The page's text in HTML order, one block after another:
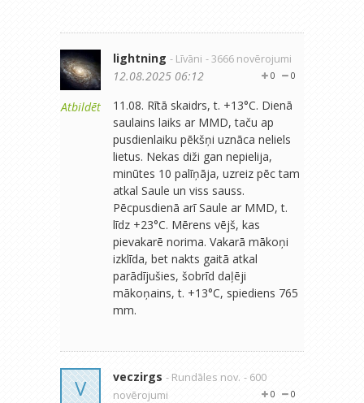
Atbildēt
lightning - Līvāni - 3666 novērojumi
0
0
12.08.2025 06:12
11.08. Rītā skaidrs, t. +13°C. Dienā
saulains laiks ar MMD, taču ap
pusdienlaiku pēkšņi uznāca neliels
lietus. Nekas diži gan nepielija,
minūtes 10 palīņāja, uzreiz pēc tam
atkal Saule un viss sauss.
Pēcpusdienā arī Saule ar MMD, t.
līdz +23°C. Mērens vējš, kas
pievakarē norima. Vakarā mākoņi
izklīda, bet nakts gaitā atkal
parādījušies, šobrīd daļēji
mākoņains, t. +13°C, spiediens 765
mm.
V veczirgs - Rundāles nov. - 600
novērojumi
0
0